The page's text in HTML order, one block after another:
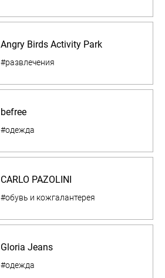
Angry Birds Activity Park
#развлечения
befree
#одежда
CARLO PAZOLINI
#обувь и кожгалантерея
Gloria Jeans
#одежда